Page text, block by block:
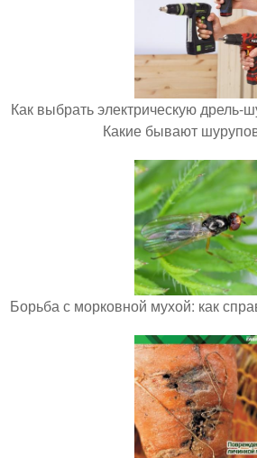
Как выбрать электрическую дрель-
Какие бывают
Борьба с морковной мухой: как